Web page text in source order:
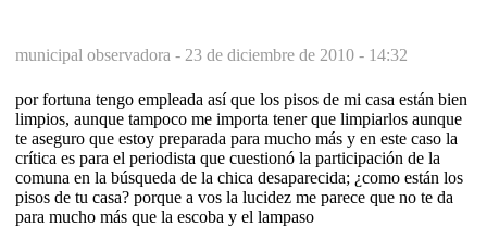
municipal observadora - 23 de diciembre de 2010 - 14:32
por fortuna tengo empleada así que los pisos de mi casa están bien
limpios, aunque tampoco me importa tener que limpiarlos aunque
te aseguro que estoy preparada para mucho más y en este caso la
crítica es para el periodista que cuestionó la participación de la
comuna en la búsqueda de la chica desaparecida; ¿como están los
pisos de tu casa? porque a vos la lucidez me parece que no te da
para mucho más que la escoba y el lampaso